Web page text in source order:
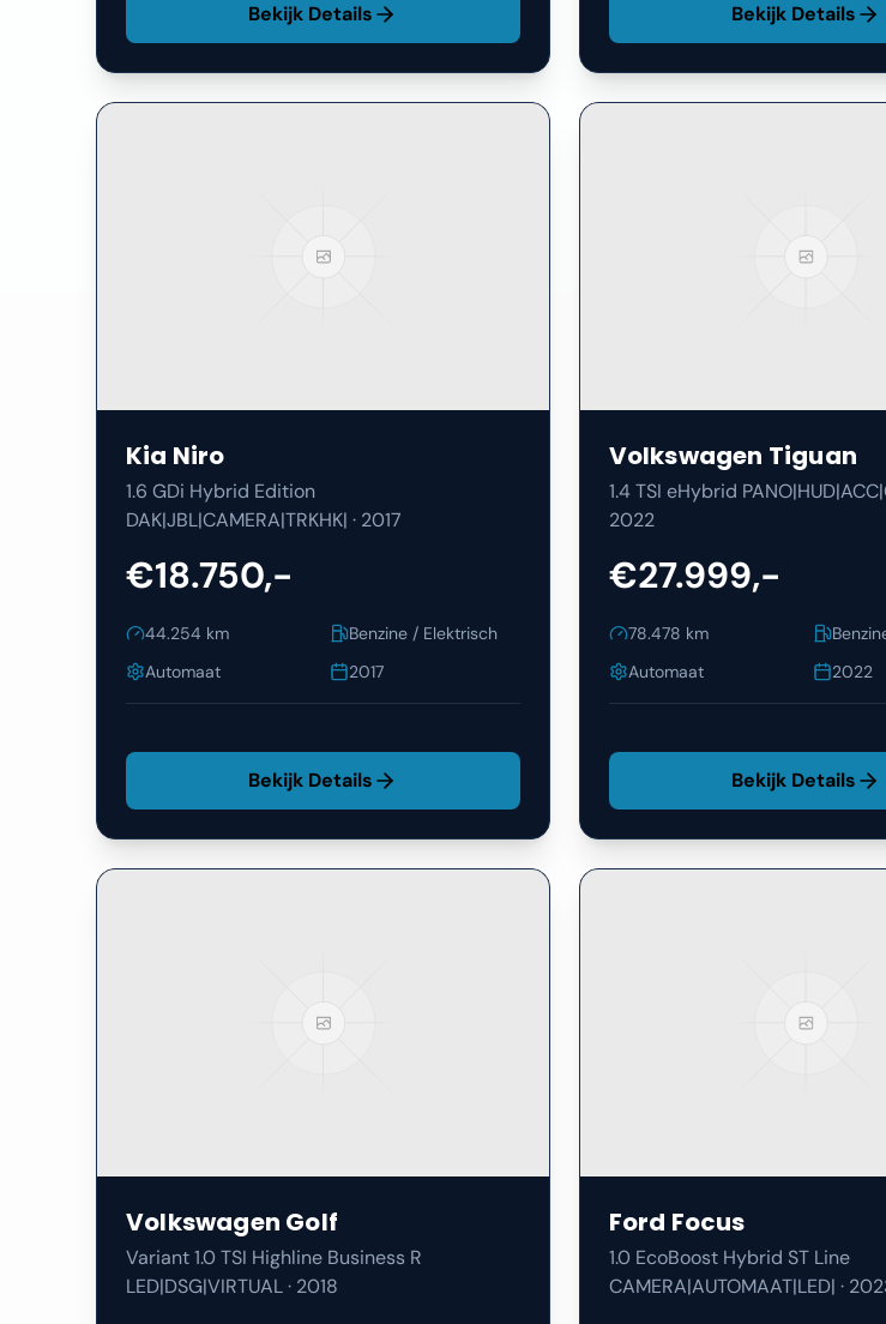
Bekijk Details Bekijk Details
Kia Niro
1.6 GDi Hybrid Edition
DAK|JBL|CAMERA|TRKHK| · 2017
€18.750,-
44.254 km
Benzine / Elektrisch
Automaat
2017
Bekijk Details
Volkswagen Tiguan
1.4 TSI eHybrid
2022
€27.999,-
78.478 km
Automaat
2022
Bekijk Details
Volkswagen Golf
Variant 1.0 TSI Highline Business R
LED|DSG|VIRTUAL· 2018
Ford Focus
1.0 EcoBoost Hybrid ST Line
CAMERA|AUTOMAAT|LED| ·